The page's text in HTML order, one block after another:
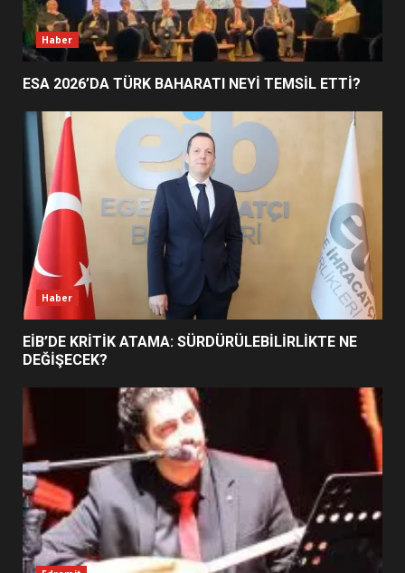
4
FİNALİNDE NE BAŞARDI?
5
UZATILDI: NE DEĞİŞTİ?
6
BURHANİYE SATRANÇ
TURNUVASI KAYITLARI NEYİ
DEĞİŞTİRİYOR?
BURHANİYE BELEDİYESPOR’DA
YENİ YÖNETİM NASIL
Haber
ESA 2026’DA TÜRK BAHARATI NEYİ TEMSİL ETTİ?
Haber
EİB’DE KRİTİK ATAMA: SÜRDÜRÜLEBİLİRLİKTE NE
DEĞİŞECEK?